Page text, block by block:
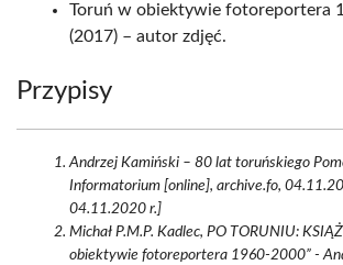
Toruń w obiektywie fotoreportera
(2017) – autor zdjęć.
Przypisy
Andrzej Kamiński – 80 lat toruńskiego
Informatorium [online], archive.fo,
04.11.2020 r.]
Michał P.M.P. Kadlec, PO TORUNIU:
obiektywie fotoreportera 1960-2000” -